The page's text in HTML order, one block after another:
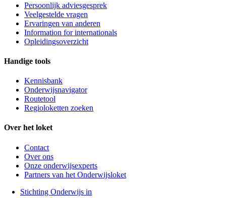
Persoonlijk adviesgesprek
Veelgestelde vragen
Ervaringen van anderen
Information for internationals
Opleidingsoverzicht
Handige tools
Kennisbank
Onderwijsnavigator
Routetool
Regioloketten zoeken
Over het loket
Contact
Over ons
Onze onderwijsexperts
Partners van het Onderwijsloket
Stichting Onderwijs in